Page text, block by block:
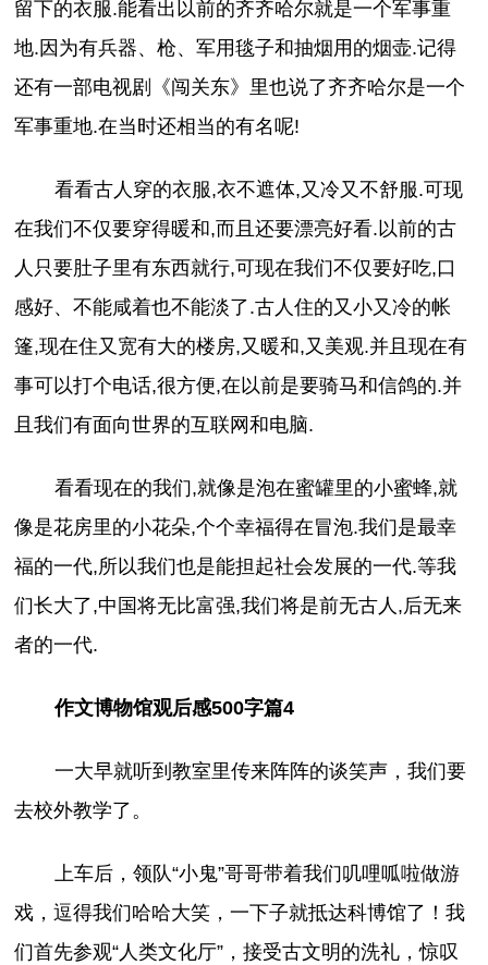
留下的衣服.能看出以前的齐齐哈尔就是一个军事重
地.因为有兵器、枪、军用毯子和抽烟用的烟壶.记得
还有一部电视剧《闯关东》里也说了齐齐哈尔是一个
军事重地.在当时还相当的有名呢!
看看古人穿的衣服,衣不遮体,又冷又不舒服.可现
在我们不仅要穿得暖和,而且还要漂亮好看.以前的古
人只要肚子里有东西就行,可现在我们不仅要好吃,口
感好、不能咸着也不能淡了.古人住的又小又冷的帐
篷,现在住又宽有大的楼房,又暖和,又美观.并且现在有
事可以打个电话,很方便,在以前是要骑马和信鸽的.并
且我们有面向世界的互联网和电脑.
看看现在的我们,就像是泡在蜜罐里的小蜜蜂,就
像是花房里的小花朵,个个幸福得在冒泡.我们是最幸
福的一代,所以我们也是能担起社会发展的一代.等我
们长大了,中国将无比富强,我们将是前无古人,后无来
者的一代.
作文博物馆观后感500字篇4
一大早就听到教室里传来阵阵的谈笑声，我们要
去校外教学了。
上车后，领队“小鬼”哥哥带着我们叽哩呱啦做游
戏，逗得我们哈哈大笑，一下子就抵达科博馆了！我
们首先参观“人类文化厅”，接受古文明的洗礼，惊叹